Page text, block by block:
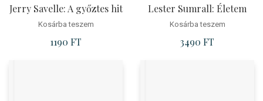
Jerry Savelle: A győztes hit
Kosárba teszem
1190 FT
Lester Sumrall: Életem
Kosárba teszem
3490 FT